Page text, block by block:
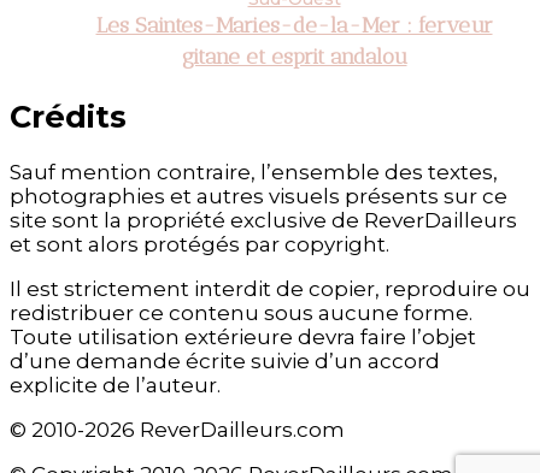
Les Saintes-Maries-de-la-Mer : ferveur
gitane et esprit andalou
Crédits
Sauf mention contraire, l’ensemble des textes,
photographies et autres visuels présents sur ce
site sont la propriété exclusive de ReverDailleurs
et sont alors protégés par copyright.
Il est strictement interdit de copier, reproduire ou
redistribuer ce contenu sous aucune forme.
Toute utilisation extérieure devra faire l’objet
d’une demande écrite suivie d’un accord
explicite de l’auteur.
© 2010-2026 ReverDailleurs.com